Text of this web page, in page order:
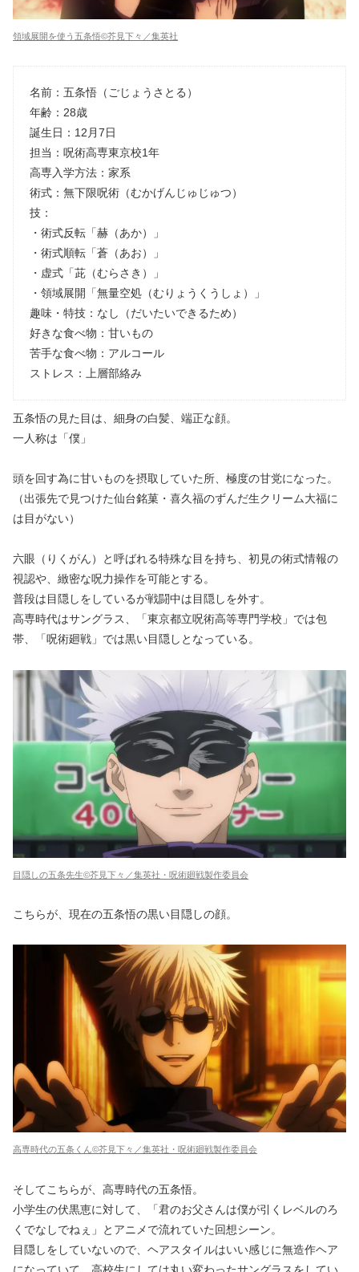
領域展開を使う五条悟©芥見下々／集英社
名前：五条悟（ごじょうさとる）
年齢：28歳
誕生日：12月7日
担当：呪術高専東京校1年
高専入学方法：家系
術式：無下限呪術（むかげんじゅじゅつ）
技：
・術式反転「赫（あか）」
・術式順転「蒼（あお）」
・虚式「茈（むらさき）」
・領域展開「無量空処（むりょうくうしょ）」
趣味・特技：なし（だいたいできるため）
好きな食べ物：甘いもの
苦手な食べ物：アルコール
ストレス：上層部絡み
五条悟の見た目は、細身の白髪、端正な顔。
一人称は「僕」
頭を回す為に甘いものを摂取していた所、極度の甘党になった。
（出張先で見つけた仙台銘菓・喜久福のずんだ生クリーム大福に
は目がない）
六眼（りくがん）と呼ばれる特殊な目を持ち、初見の術式情報の
視認や、緻密な呪力操作を可能とする。
普段は目隠しをしているが戦闘中は目隠しを外す。
高専時代はサングラス、「東京都立呪術高等専門学校」では包
帯、「呪術廻戦」では黒い目隠しとなっている。
目隠しの五条先生©芥見下々／集英社・呪術廻戦製作委員会
こちらが、現在の五条悟の黒い目隠しの顔。
高専時代の五条くん©芥見下々／集英社・呪術廻戦製作委員会
そしてこちらが、高専時代の五条悟。
小学生の伏黒恵に対して、「君のお父さんは僕が引くレベルのろ
くでなしでねぇ」とアニメで流れていた回想シーン。
目隠しをしていないので、ヘアスタイルはいい感じに無造作ヘア
になっていて、高校生にしては丸い変わったサングラスをしてい